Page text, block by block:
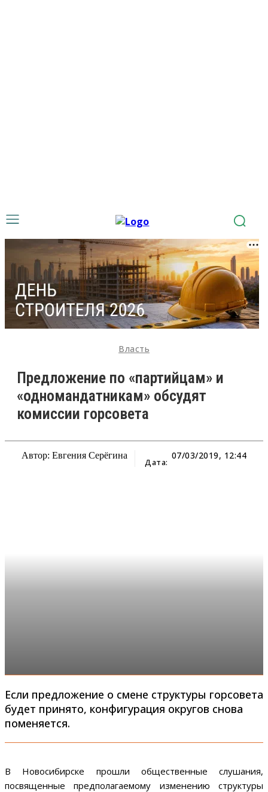
Власть
Предложение по «партийцам» и
«одномандатникам» обсудят
комиссии горсовета
Автор: Евгения Серёгина
Дата:
07/03/2019, 12:44
Если предложение о смене структуры горсовета
будет принято, конфигурация округов снова
поменяется.
В Новосибирске прошли общественные слушания,
посвященные предполагаемому изменению структуры